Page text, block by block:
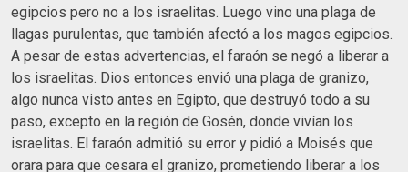
egipcios pero no a los israelitas. Luego vino una plaga de
llagas purulentas, que también afectó a los magos egipcios.
A pesar de estas advertencias, el faraón se negó a liberar a
los israelitas. Dios entonces envió una plaga de granizo,
algo nunca visto antes en Egipto, que destruyó todo a su
paso, excepto en la región de Gosén, donde vivían los
israelitas. El faraón admitió su error y pidió a Moisés que
orara para que cesara el granizo, prometiendo liberar a los